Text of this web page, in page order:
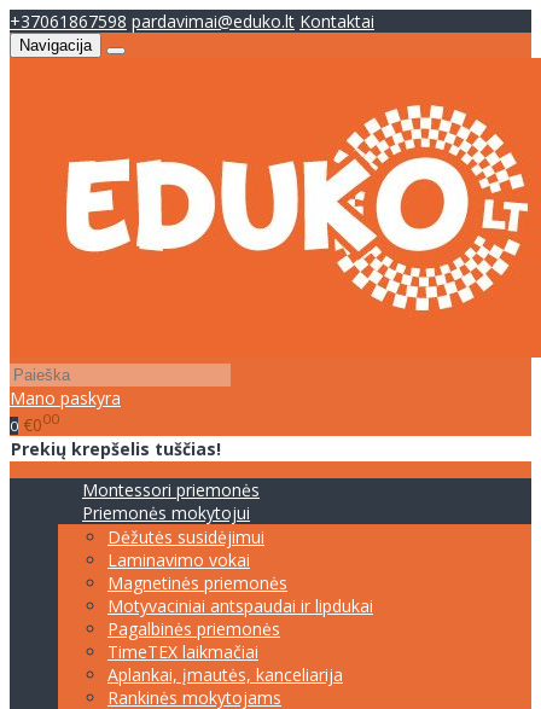
+37061867598 pardavimai@eduko.lt Kontaktai
Navigacija
Mano paskyra
0 €000
Prekių krepšelis tuščias!
Montessori priemonės
Priemonės mokytojui
Dėžutės susidėjimui
Laminavimo vokai
Magnetinės priemonės
Motyvaciniai antspaudai ir lipdukai
Pagalbinės priemonės
TimeTEX laikmačiai
Aplankai, įmautės, kanceliarija
Rankinės mokytojams